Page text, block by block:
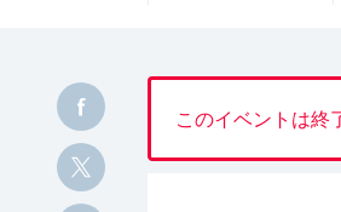
このイベントは終